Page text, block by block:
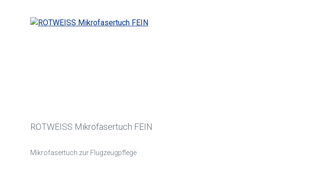
ROTWEISS Mikrofasertuch FEIN
Mikrofasertuch zur Flugzeugpflege